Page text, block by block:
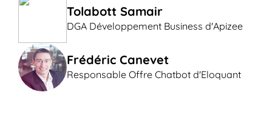
Tolabott Samair
DGA Développement Business d'Apizee
Frédéric Canevet
Responsable Offre Chatbot d'Eloquant